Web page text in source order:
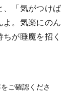
、「気がつけば
よ。気楽にのん
が睡魔を招く
ご確認くださ